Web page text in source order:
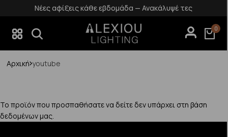
Νέες αφίξεις κάθε εβδομάδα — Ανακάλυψέ τες
0
Αρχική youtube
Το προϊόν που προσπαθήσατε να δείτε δεν υπάρχει στη βάση
δεδομένων μας.